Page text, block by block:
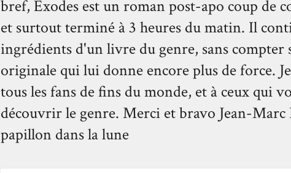
bref, Exodes est un roman post-apo coup de
et surtout terminé à 3 heures du matin. Il
ingrédients d'un livre du genre, sans compter
originale qui lui donne encore plus de force.
tous les fans de fins du monde, et à ceux qui
découvrir le genre. Merci et bravo Jean-
papillon dans la lune